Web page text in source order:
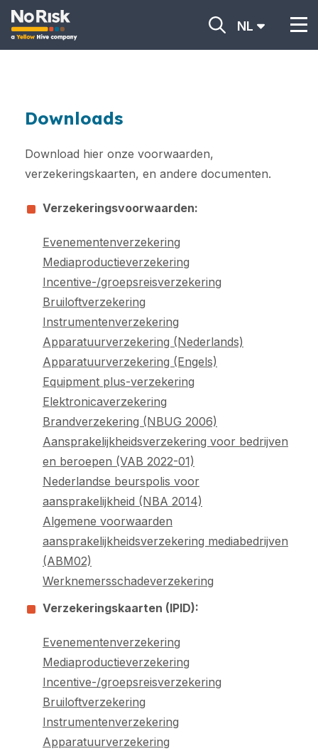
NL
Downloads
Download hier onze voorwaarden,
verzekeringskaarten, en andere documenten.
Verzekeringsvoorwaarden:
Evenementenverzekering
Mediaproductieverzekering
Incentive-/groepsreisverzekering
Bruiloftverzekering
Instrumentenverzekering
Apparatuurverzekering (Nederlands)
Apparatuurverzekering (Engels)
Equipment plus-verzekering
Elektronicaverzekering
Brandverzekering (NBUG 2006)
Aansprakelijkheidsverzekering voor bedrijven
en beroepen (VAB 2022-01)
Nederlandse beurspolis voor
aansprakelijkheid (NBA 2014)
Algemene voorwaarden
aansprakelijkheidsverzekering mediabedrijven
(ABM02)
Werk​ne​mers​scha​de​ver​ze​ke​ring
Verzekeringskaarten (IPID):
Evenementenverzekering
Mediaproductieverzekering
Incentive-/groepsreisverzekering
Bruiloftverzekering
Instrumentenverzekering
Apparatuurverzekering